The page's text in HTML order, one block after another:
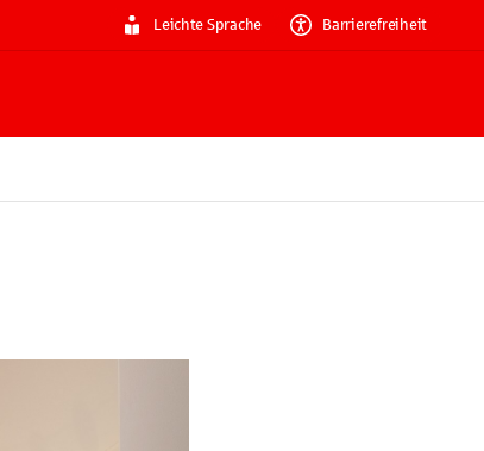
Leichte Sprache Barrierefreiheit